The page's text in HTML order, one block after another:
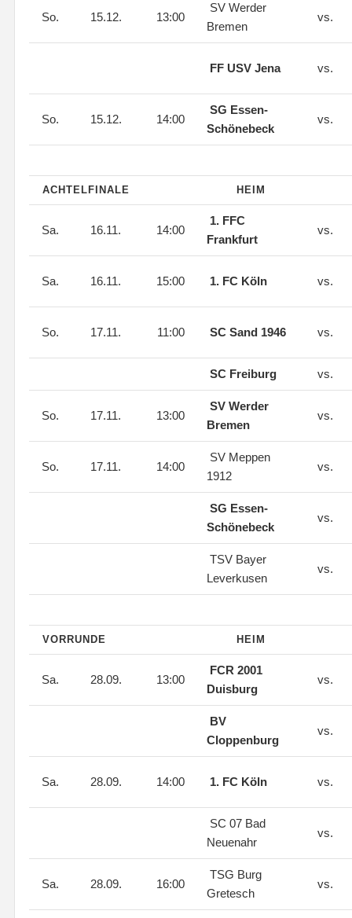
So. 15.12. 13:00
SV Werder
Bremen
vs.
FF USV Jena vs.
So. 15.12. 14:00
SG Essen-
Schönebeck
vs.
ACHTELFINALE HEIM
Sa. 16.11. 14:00
1. FFC
Frankfurt
vs.
Sa. 16.11. 15:00 1. FC Köln vs.
So. 17.11. 11:00 SC Sand 1946 vs.
SC Freiburg vs.
So. 17.11. 13:00
SV Werder
Bremen
vs.
So. 17.11. 14:00
SV Meppen
1912
vs.
SG Essen-
Schönebeck
vs.
TSV Bayer
Leverkusen
vs.
VORRUNDE HEIM
Sa. 28.09. 13:00
FCR 2001
Duisburg
vs.
BV
Cloppenburg
vs.
Sa. 28.09. 14:00 1. FC Köln vs.
SC 07 Bad
Neuenahr
vs.
Sa. 28.09. 16:00
TSG Burg
Gretesch
vs.